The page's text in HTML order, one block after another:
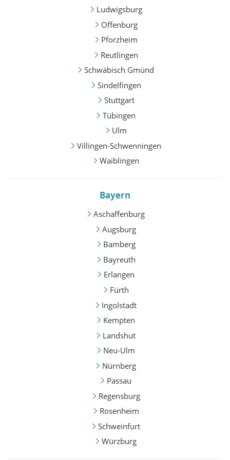
Ludwigsburg
Offenburg
Pforzheim
Reutlingen
Schwäbisch Gmünd
Sindelfingen
Stuttgart
Tübingen
Ulm
Villingen-Schwenningen
Waiblingen
Bayern
Aschaffenburg
Augsburg
Bamberg
Bayreuth
Erlangen
Fürth
Ingolstadt
Kempten
Landshut
Neu-Ulm
Nürnberg
Passau
Regensburg
Rosenheim
Schweinfurt
Würzburg